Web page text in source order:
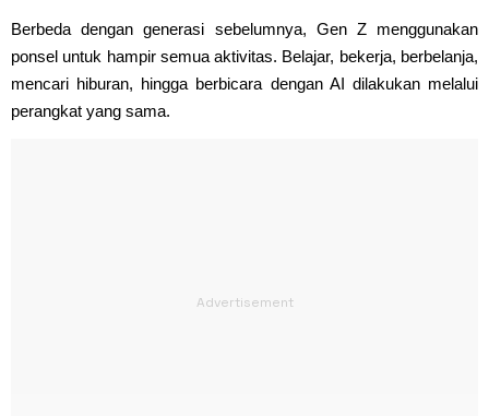
Berbeda dengan generasi sebelumnya, Gen Z menggunakan
ponsel untuk hampir semua aktivitas. Belajar, bekerja, berbelanja,
mencari hiburan, hingga berbicara dengan AI dilakukan melalui
perangkat yang sama.